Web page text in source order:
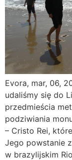
Evora, mar, 06,
udaliśmy się do
przedmieścia
podziwiania
– Cristo Rei,
Jego powstanie
w brazylijskim